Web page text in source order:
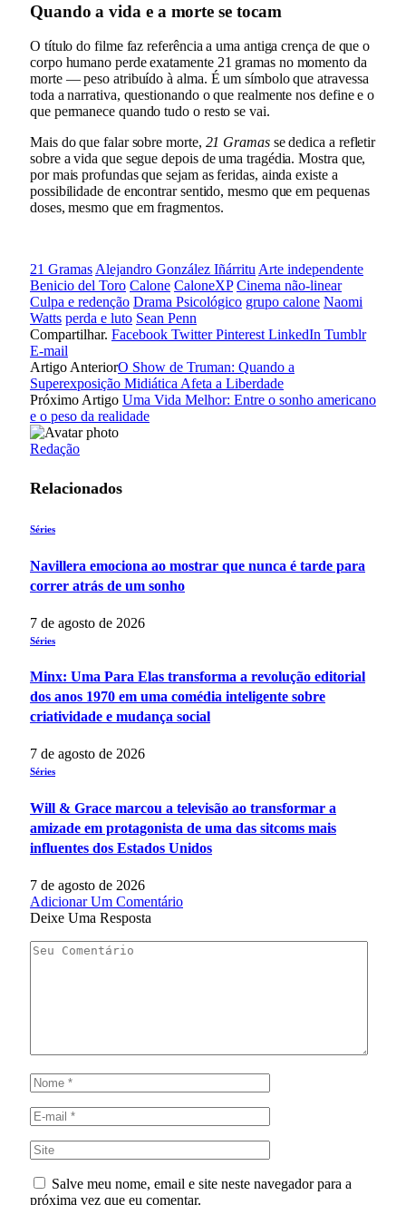
Quando a vida e a morte se tocam
O título do filme faz referência a uma antiga crença de que o
corpo humano perde exatamente 21 gramas no momento da
morte — peso atribuído à alma. É um símbolo que atravessa
toda a narrativa, questionando o que realmente nos define e o
que permanece quando tudo o resto se vai.
Mais do que falar sobre morte, 21 Gramasse dedica a refletir
sobre a vida que segue depois de uma tragédia. Mostra que,
por mais profundas que sejam as feridas, ainda existe a
possibilidade de encontrar sentido, mesmo que em pequenas
doses, mesmo que em fragmentos.
21 Gramas Alejandro González Iñárritu Arte independente
Benicio del Toro Calone CaloneXP Cinema não-linear
Culpa e redenção Drama Psicológico grupo calone Naomi
Watts perda e luto Sean Penn
Compartilhar. Facebook Twitter Pinterest LinkedIn Tumblr
E-mail
Artigo AnteriorO Show de Truman: Quando a
Superexposição Midiática Afeta a Liberdade
Próximo Artigo Uma Vida Melhor: Entre o sonho americano
e o peso da realidade
Redação
Relacionados
Séries
Navillera emociona ao mostrar que nunca é tarde para
correr atrás de um sonho
7 de agosto de 2026
Séries
Minx: Uma Para Elas transforma a revolução editorial
dos anos 1970 em uma comédia inteligente sobre
criatividade e mudança social
7 de agosto de 2026
Séries
Will & Grace marcou a televisão ao transformar a
amizade em protagonista de uma das sitcoms mais
influentes dos Estados Unidos
7 de agosto de 2026
Adicionar Um Comentário
Deixe Uma Resposta
Salve meu nome, email e site neste navegador para a
próxima vez que eu comentar.